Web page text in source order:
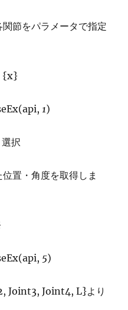
節をパラメータで指定
{x}
1)
択
置・角度を取得しま
5)
Joint3, Joint4, L}より